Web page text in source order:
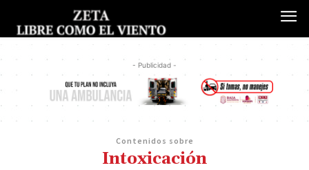
- Publicidad -
Contenidos sobre
Intoxicación